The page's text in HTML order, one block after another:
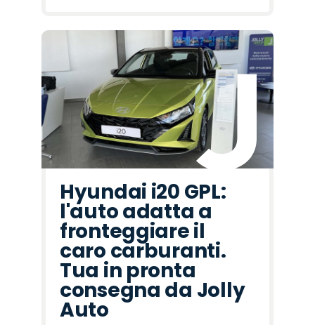
Hyundai i20 GPL:
l'auto adatta a
fronteggiare il
caro carburanti.
Tua in pronta
consegna da Jolly
Auto